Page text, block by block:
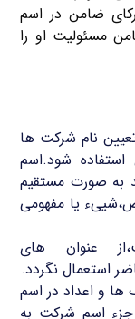
ضامن در اسم
مسئولیت او را
نام شرکت ها
شود.اسم
به صورت مستقیم
یا مفهومی
عنوان های
استعمال نگردد.
ها و اعداد در اسم
جزء اسم شرکت به